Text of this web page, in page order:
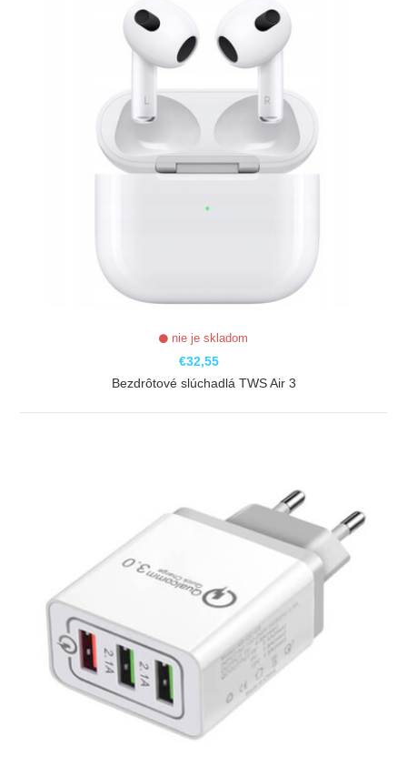
nie je skladom
€32,55
Bezdrôtové slúchadlá TWS Air 3